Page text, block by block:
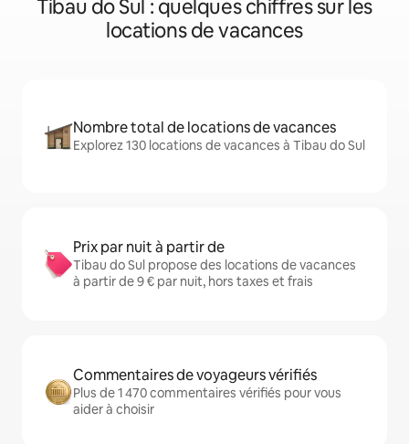
Tibau do Sul : quelques chiffres sur les
locations de vacances
Nombre total de locations de vacances
Explorez 130 locations de vacances à Tibau do Sul
Prix par nuit à partir de
Tibau do Sul propose des locations de vacances
à partir de 9 € par nuit, hors taxes et frais
Commentaires de voyageurs vérifiés
Plus de 1 470 commentaires vérifiés pour vous
aider à choisir